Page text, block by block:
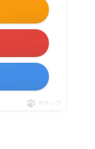
ポチップ